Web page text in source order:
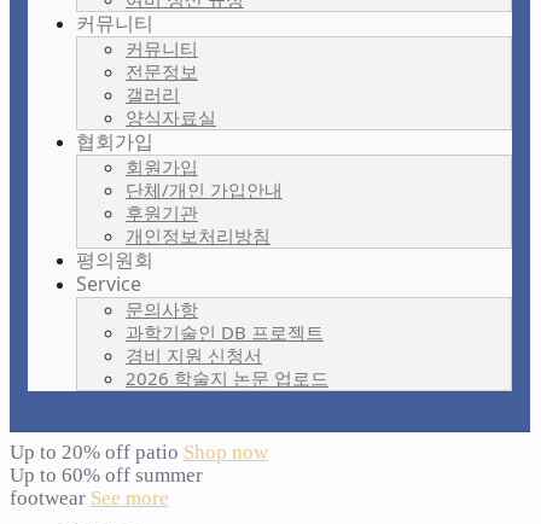
커뮤니티
커뮤니티
전문정보
갤러리
양식자료실
협회가입
회원가입
단체/개인 가입안내
후원기관
개인정보처리방침
평의원회
Service
문의사항
과학기술인 DB 프로젝트
경비 지원 신청서
2026 학술지 논문 업로드
Up to 20% off patio Shop now
Up to 60% off summer
footwear See more